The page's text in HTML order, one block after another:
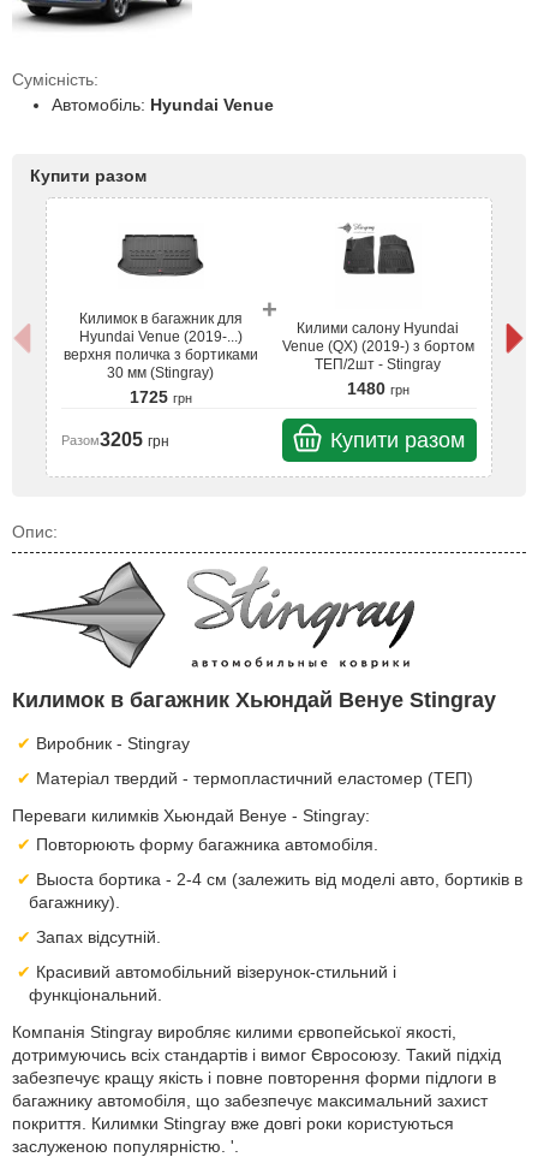
Сумісність:
Автомобіль: Hyundai Venue
Купити разом
Килимок в багажник для
Hyundai Venue (2019-...)
верхня поличка з бортиками
30 мм (Stingray)
1725 грн
+
Килими салону Hyundai
Venue (QX) (2019-) з бортом
ТЕП/2шт - Stingray
1480 грн
Разом3205 грн Купити разом
Опис:
Килимок в багажник Хьюндай Венуе Stingray
Виробник - Stingray
Матеріал твердий - термопластичний еластомер (ТЕП)
Переваги килимків Хьюндай Венуе - Stingray:
Повторюють форму багажника автомобіля.
Выоста бортика - 2-4 см (залежить від моделі авто, бортиків в
багажнику).
Запах відсутній.
Красивий автомобільний візерунок-стильний і
функціональний.
Компанія Stingray виробляє килими єрвопейської якості,
дотримуючись всіх стандартів і вимог Євросоюзу. Такий підхід
забезпечує кращу якість і повне повторення форми підлоги в
багажнику автомобіля, що забезпечує максимальний захист
покриття. Килимки Stingray вже довгі роки користуються
заслуженою популярністю. '.